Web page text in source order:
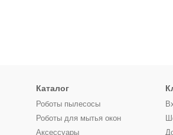
Каталог
Роботы пылесосы
Роботы для мытья окон
Аксессуары